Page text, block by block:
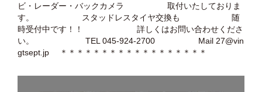
ビ・レーダー・バックカメラ 取付いたしておりま
す。 スタッドレスタイヤ交換も 随
時受付中です！！ 詳しくはお問い合わせくださ
い。 TEL 045-924-2700 Mail 27@vin
gtsept.jp ＊＊＊＊＊＊＊＊＊＊＊＊＊＊＊＊＊＊